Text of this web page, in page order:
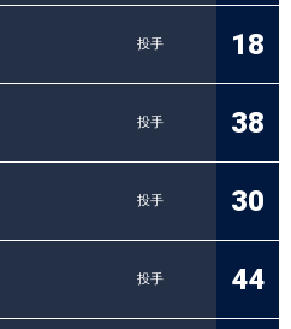
投手
18
投手
38
投手
30
投手
44